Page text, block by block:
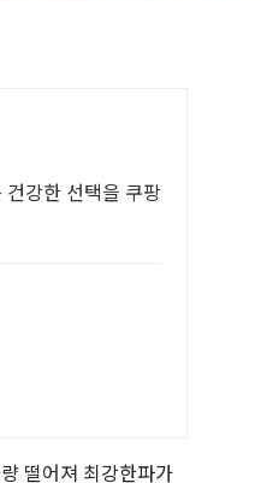
강한 선택을 쿠팡
떨어져 최강한파가